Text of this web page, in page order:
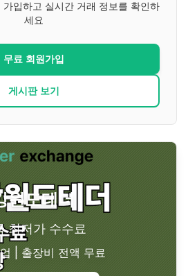
입하고 실시간 거래 정보를 확인하
세요
무료 회원가입
게시판 보기
원도테더
최저가 수수료
| 출장비 전액 무료